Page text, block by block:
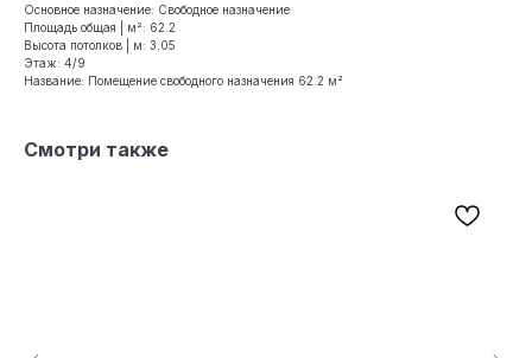
Основное назначение: Свободное назначение
Площадь общая | м²: 62.2
Высота потолков | м: 3.05
Этаж: 4/9
Название: Помещение свободного назначения 62.2 м²
Смотри также